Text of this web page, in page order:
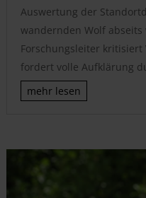
Auswertung der
wandernden Wolf abseits
Forschungsleiter kritisiert
fordert volle Aufklärung
mehr lesen